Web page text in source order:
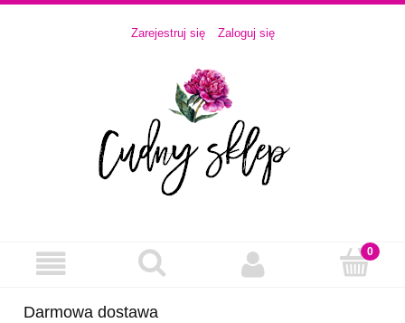
Zarejestruj się Zaloguj się
Darmowa dostawa